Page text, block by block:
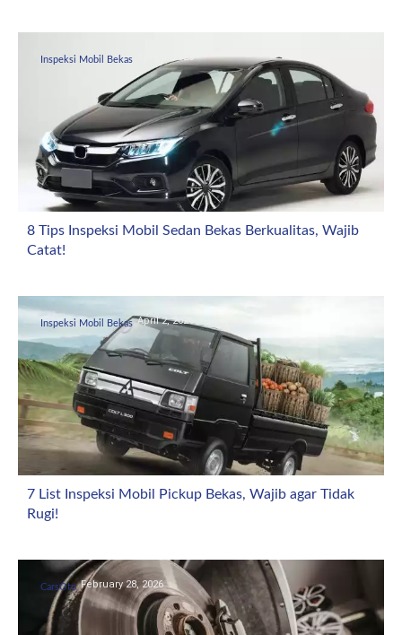
Inspeksi Mobil Bekas April 4, 2026
8 Tips Inspeksi Mobil Sedan Bekas Berkualitas, Wajib
Catat!
Inspeksi Mobil Bekas April 2, 2026
7 List Inspeksi Mobil Pickup Bekas, Wajib agar Tidak
Rugi!
CarsOto February 28, 2026